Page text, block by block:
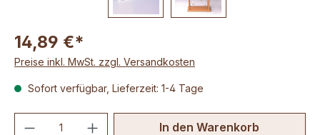
14,89 €*
Preise inkl. MwSt. zzgl. Versandkosten
Sofort verfügbar, Lieferzeit: 1-4 Tage
Produkt Anzahl: Gib denIn den Warenkorb